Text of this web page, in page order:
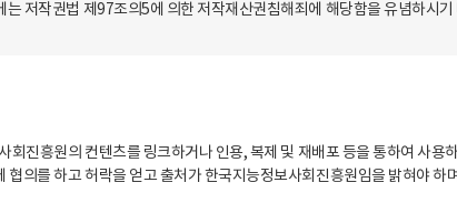
는 저작권법 제97조의5에 의한 저작재산권침해죄에 해당함을 유념하시기
회진흥원의 컨텐츠를 링크하거나 인용, 복제 및 재배포 등을 통하여 사
협의를 하고 허락을 얻고 출처가 한국지능정보사회진흥원임을 밝혀야